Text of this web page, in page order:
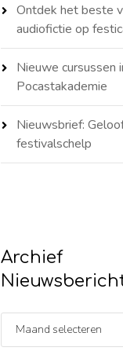
Ontdek het beste
audiofictie op
Nieuwe cursussen
Pocastakademie
Nieuwsbrief:
festivalschelp
Archief